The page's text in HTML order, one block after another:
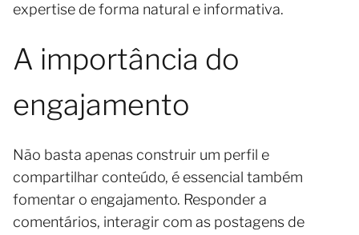
expertise de forma natural e informativa.
A importância do
engajamento
Não basta apenas construir um perfil e
compartilhar conteúdo, é essencial também
fomentar o engajamento. Responder a
comentários, interagir com as postagens de